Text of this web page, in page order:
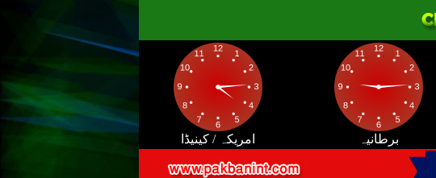
امریکہ / کینیڈا برطانیہ